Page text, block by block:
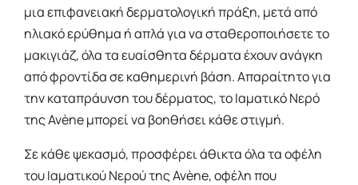
μια επιφανειακή δερματολογική πράξη, μετά από
ηλιακό ερύθημα ή απλά για να σταθεροποιήσετε το
μακιγιάζ, όλα τα ευαίσθητα δέρματα έχουν ανάγκη
από φροντίδα σε καθημερινή βάση. Απαραίτητο για
την καταπράυνση του δέρματος, το Ιαματικό Νερό
της Avène μπορεί να βοηθήσει κάθε στιγμή.
Σε κάθε ψεκασμό, προσφέρει άθικτα όλα τα οφέλη
του Ιαματικού Νερού της Avène, οφέλη που